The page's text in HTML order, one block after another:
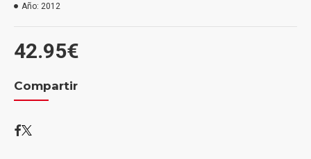
42.95€
Año: 2012
Compartir